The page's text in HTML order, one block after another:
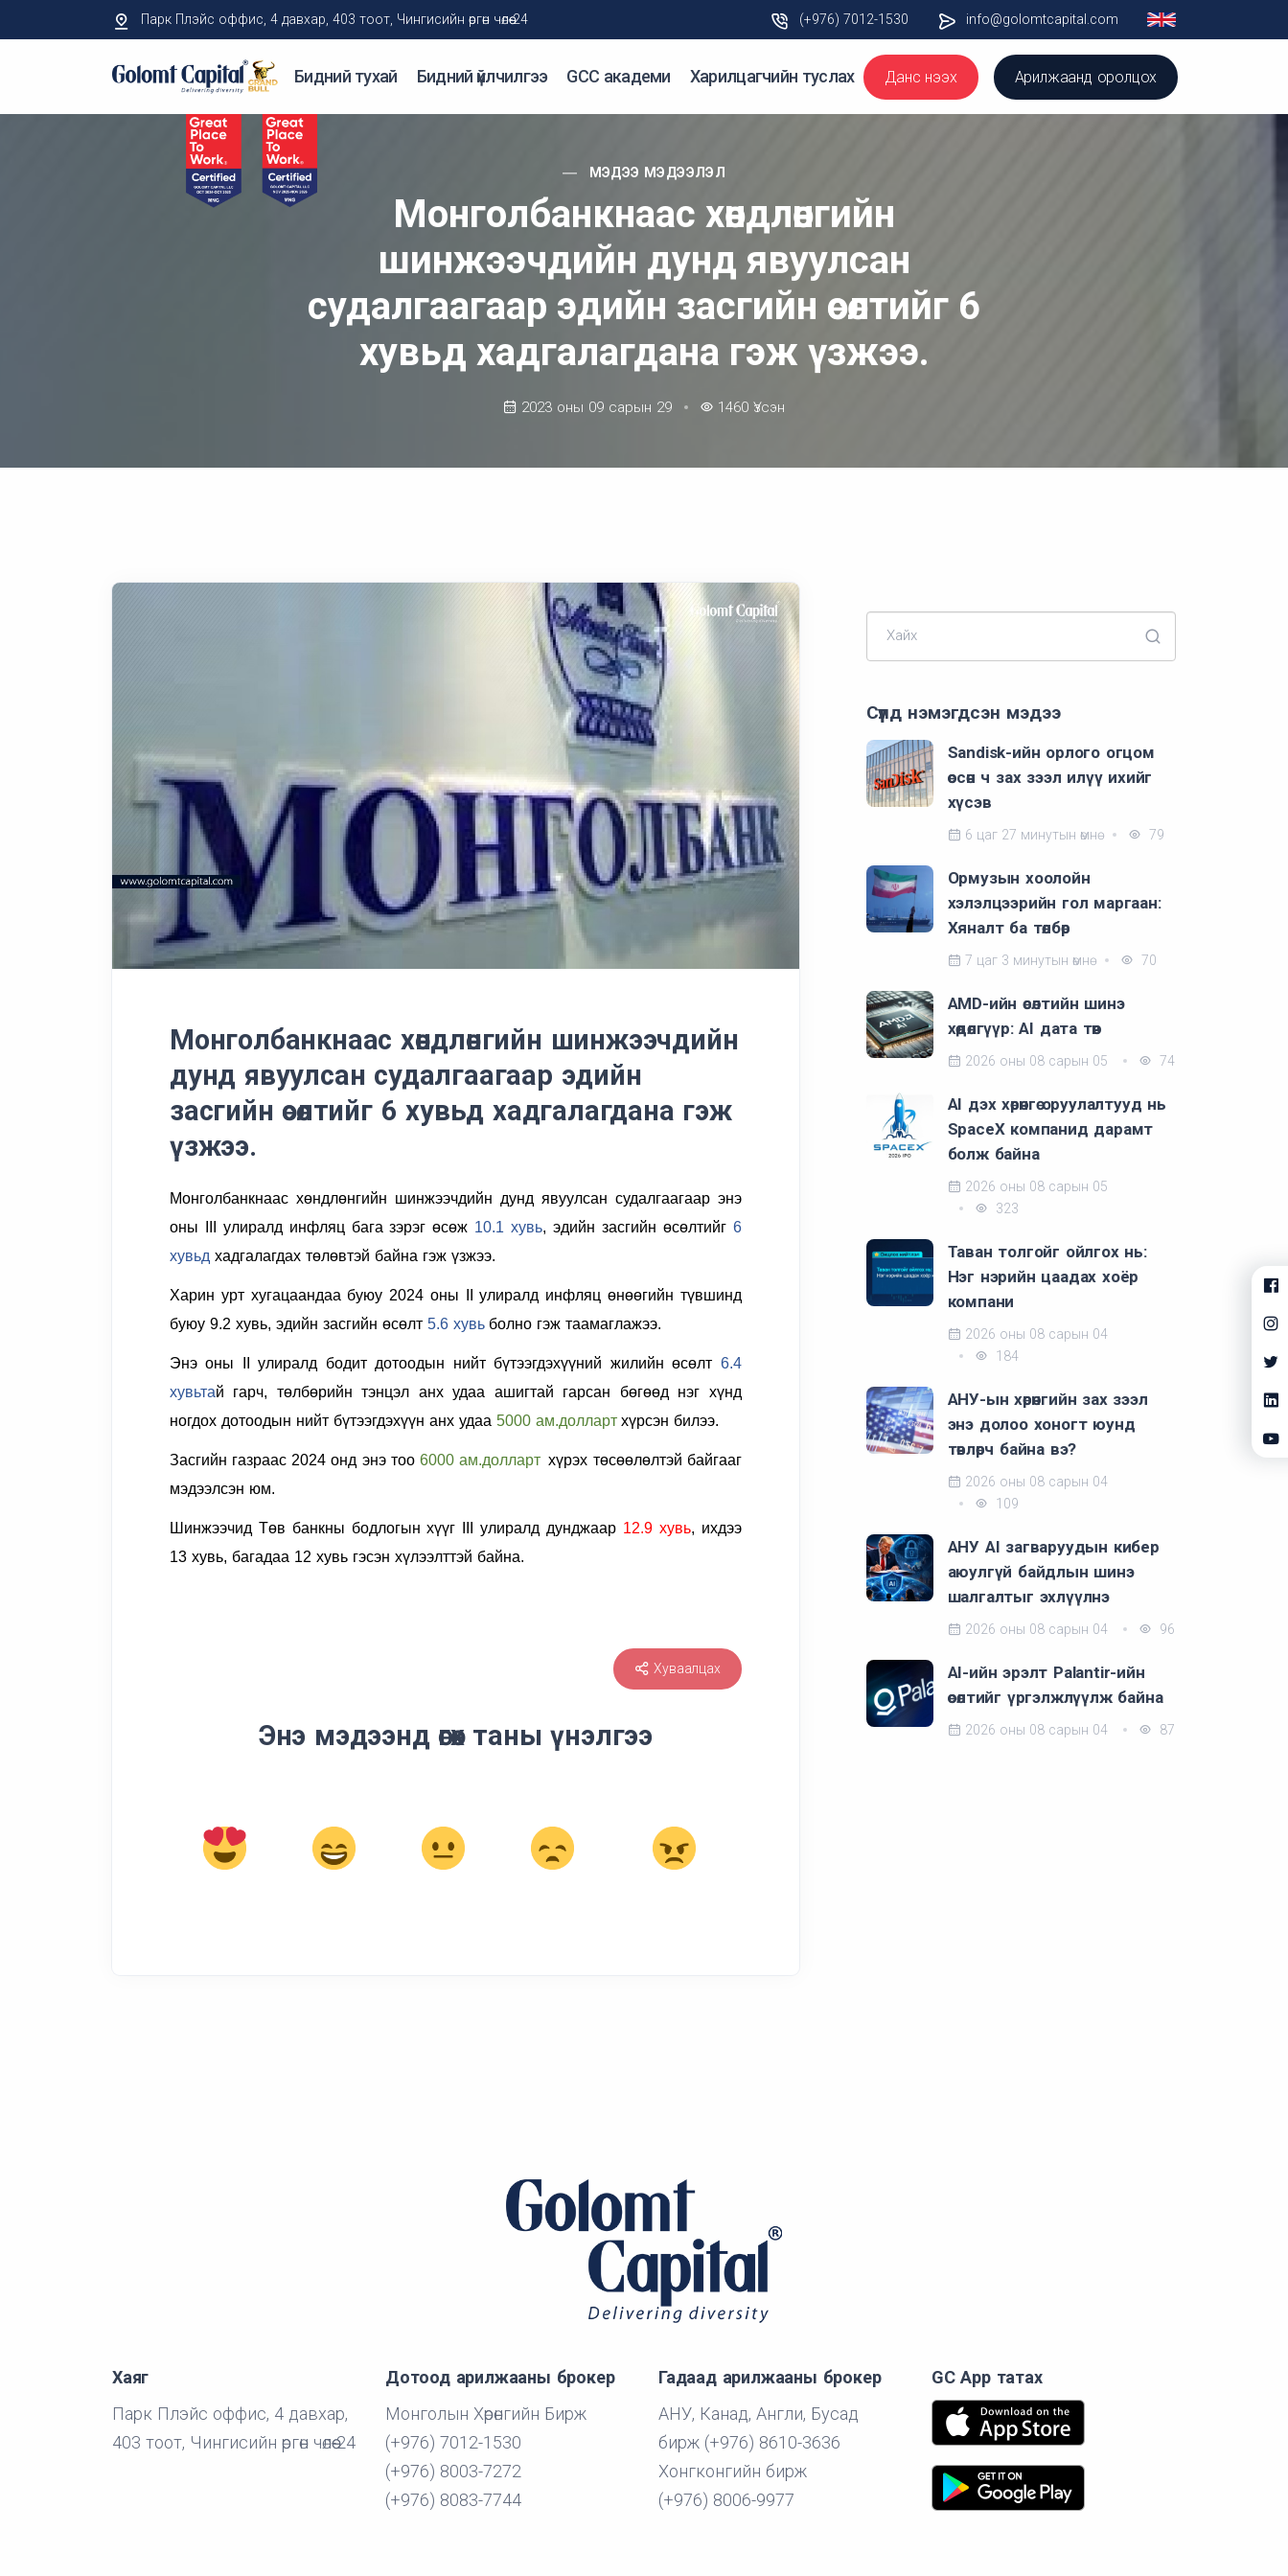
Парк Плэйс оффис, 4 давхар, 403 тоот, Чингисийн өргөн чөлөө-24 (+976) 7012-1530 info@golomtcapital.com
Бидний тухай Бидний үйлчилгээ GCC академи Харилцагчийн туслах Данс нээх Арилжаанд оролцох
МЭДЭЭ МЭДЭЭЛЭЛ
Монголбанкнаас хөндлөнгийн
шинжээчдийн дунд явуулсан
судалгаагаар эдийн засгийн өсөлтийг 6
хувьд хадгалагдана гэж үзжээ.
2023 оны 09 сарын 29 1460 Үзсэн
Монголбанкнаас хөндлөнгийн шинжээчдийн
дунд явуулсан судалгаагаар эдийн
засгийн өсөлтийг 6 хувьд хадгалагдана гэж
үзжээ.
Монголбанкнаас хөндлөнгийн шинжээчдийн дунд явуулсан судалгаагаар энэ
оны III улиралд инфляц бага зэрэг өсөж 10.1 хувь, эдийн засгийн өсөлтийг 6
хувьд хадгалагдах төлөвтэй байна гэж үзжээ.
Харин урт хугацаандаа буюу 2024 оны II улиралд инфляц өнөөгийн түвшинд
буюу 9.2 хувь, эдийн засгийн өсөлт 5.6 хувь болно гэж таамаглажээ.
Энэ оны II улиралд бодит дотоодын нийт бүтээгдэхүүний жилийн өсөлт 6.4
хувьтай гарч, төлбөрийн тэнцэл анх удаа ашигтай гарсан бөгөөд нэг хүнд
ногдох дотоодын нийт бүтээгдэхүүн анх удаа 5000 ам.долларт хүрсэн билээ.
Засгийн газраас 2024 онд энэ тоо 6000 ам.долларт хүрэх төсөөлөлтэй байгааг
мэдээлсэн юм.
Шинжээчид Төв банкны бодлогын хүүг III улиралд дунджаар 12.9 хувь, ихдээ
13 хувь, багадаа 12 хувь гэсэн хүлээлттэй байна.
Хуваалцах
Энэ мэдээнд өгөх таны үнэлгээ
Хайх
Сүүлд нэмэгдсэн мэдээ
Sandisk-ийн орлого огцом
өссөн ч зах зээл илүү ихийг
хүсэв
6 цаг 27 минутын өмнө 79
Ормузын хоолойн
хэлэлцээрийн гол маргаан:
Хяналт ба төлбөр
7 цаг 3 минутын өмнө 70
AMD-ийн өсөлтийн шинэ
хөдөлгүүр: AI дата төв
2026 оны 08 сарын 05 74
AI дэх хөрөнгө оруулалтууд нь
SpaceX компанид дарамт
болж байна
2026 оны 08 сарын 05
323
Таван толгойг ойлгох нь:
Нэг нэрийн цаадах хоёр
компани
2026 оны 08 сарын 04
184
АНУ-ын хөрөнгийн зах зээл
энэ долоо хоногт юунд
төвлөрч байна вэ?
2026 оны 08 сарын 04
109
АНУ AI загваруудын кибер
аюулгүй байдлын шинэ
шалгалтыг эхлүүлнэ
2026 оны 08 сарын 04 96
AI-ийн эрэлт Palantir-ийн
өсөлтийг үргэлжлүүлж байна
2026 оны 08 сарын 04 87
Хаяг
Парк Плэйс оффис, 4 давхар,
403 тоот, Чингисийн өргөн чөлөө-24
Дотоод арилжааны брокер
Монголын Хөрөнгийн Бирж
(+976) 7012-1530
(+976) 8003-7272
(+976) 8083-7744
Гадаад арилжааны брокер
АНУ, Канад, Англи, Бусад
бирж (+976) 8610-3636
Хонгконгийн бирж
(+976) 8006-9977
GC App татах